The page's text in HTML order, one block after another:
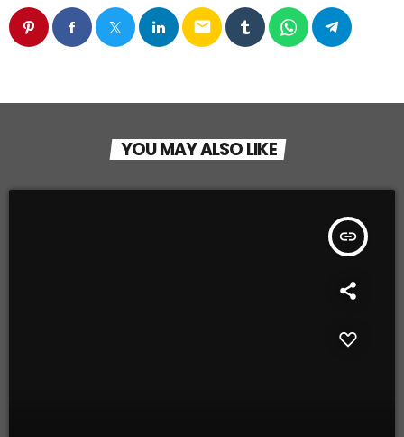
email
YOU MAY ALSO LIKE
insert_link